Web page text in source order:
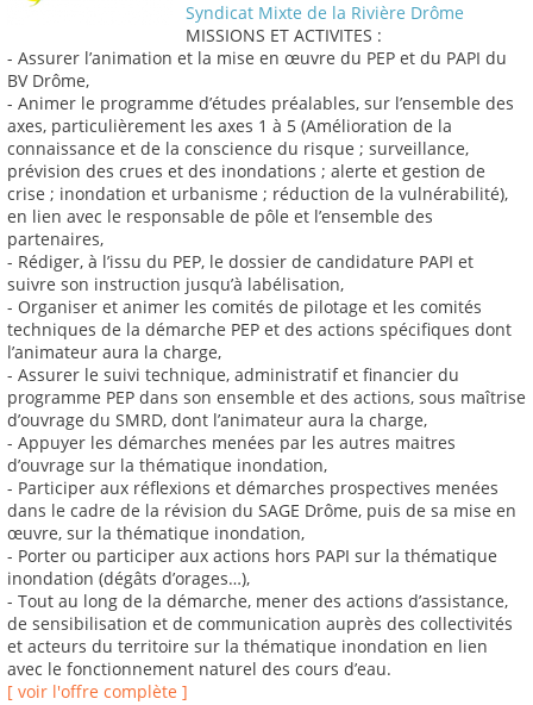
Syndicat Mixte de la Rivière Drôme
MISSIONS ET ACTIVITES :
- Assurer l’animation et la mise en œuvre du PEP et du PAPI du
BV Drôme,
- Animer le programme d’études préalables, sur l’ensemble des
axes, particulièrement les axes 1 à 5 (Amélioration de la
connaissance et de la conscience du risque ; surveillance,
prévision des crues et des inondations ; alerte et gestion de
crise ; inondation et urbanisme ; réduction de la vulnérabilité),
en lien avec le responsable de pôle et l’ensemble des
partenaires,
- Rédiger, à l’issu du PEP, le dossier de candidature PAPI et
suivre son instruction jusqu’à labélisation,
- Organiser et animer les comités de pilotage et les comités
techniques de la démarche PEP et des actions spécifiques dont
l’animateur aura la charge,
- Assurer le suivi technique, administratif et financier du
programme PEP dans son ensemble et des actions, sous maîtrise
d’ouvrage du SMRD, dont l’animateur aura la charge,
- Appuyer les démarches menées par les autres maitres
d’ouvrage sur la thématique inondation,
- Participer aux réflexions et démarches prospectives menées
dans le cadre de la révision du SAGE Drôme, puis de sa mise en
œuvre, sur la thématique inondation,
- Porter ou participer aux actions hors PAPI sur la thématique
inondation (dégâts d’orages…),
- Tout au long de la démarche, mener des actions d’assistance,
de sensibilisation et de communication auprès des collectivités
et acteurs du territoire sur la thématique inondation en lien
avec le fonctionnement naturel des cours d’eau.
[ voir l'offre complète ]